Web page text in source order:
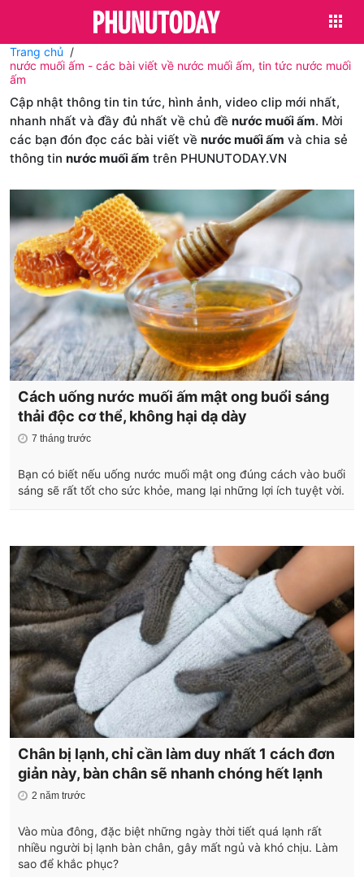
Trang chủ
nước muối ấm - các bài viết về nước muối ấm, tin tức nước muối
ấm
Cập nhật thông tin tin tức, hình ảnh, video clip mới nhất,
nhanh nhất và đầy đủ nhất về chủ đề nước muối ấm. Mời
các bạn đón đọc các bài viết về nước muối ấm và chia sẻ
thông tin nước muối ấm trên PHUNUTODAY.VN
Cách uống nước muối ấm mật ong buổi sáng
thải độc cơ thể, không hại dạ dày
7 tháng trước
Bạn có biết nếu uống nước muối mật ong đúng cách vào buổi
sáng sẽ rất tốt cho sức khỏe, mang lại những lợi ích tuyệt vời.
Chân bị lạnh, chỉ cần làm duy nhất 1 cách đơn
giản này, bàn chân sẽ nhanh chóng hết lạnh
2 năm trước
Vào mùa đông, đặc biệt những ngày thời tiết quá lạnh rất
nhiều người bị lạnh bàn chân, gây mất ngủ và khó chịu. Làm
sao để khắc phục?